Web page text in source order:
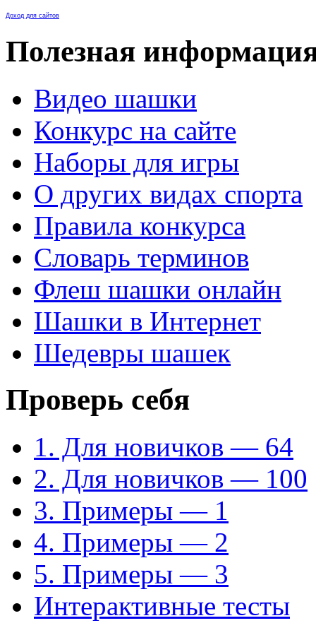
Доход для сайтов
Полезная
Видео шашки
Конкурс на сайте
Наборы для игры
О других видах спорта
Правила конкурса
Словарь терминов
Флеш шашки онлайн
Шашки в Интернет
Шедевры шашек
Проверь себя
1. Для новичков — 64
2. Для новичков — 100
3. Примеры — 1
4. Примеры — 2
5. Примеры — 3
Интерактивные тесты